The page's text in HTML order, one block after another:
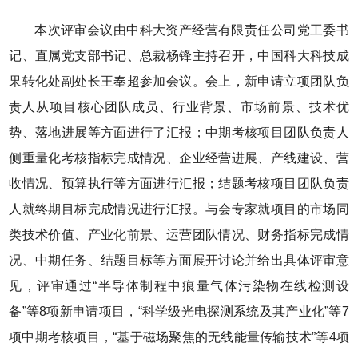
本次评审会议由中科大资产经营有限责任公司党工委书
记、直属党支部书记、总裁杨锋主持召开，中国科大科技成
果转化处副处长王奉超参加会议。会上，新申请立项团队负
责人从项目核心团队成员、行业背景、市场前景、技术优
势、落地进展等方面进行了汇报；中期考核项目团队负责人
侧重量化考核指标完成情况、企业经营进展、产线建设、营
收情况、预算执行等方面进行汇报；结题考核项目团队负责
人就终期目标完成情况进行汇报。与会专家就项目的市场同
类技术价值、产业化前景、运营团队情况、财务指标完成情
况、中期任务、结题目标等方面展开讨论并给出具体评审意
见，评审通过“半导体制程中痕量气体污染物在线检测设
备”等8项新申请项目，“科学级光电探测系统及其产业化”等7
项中期考核项目，“基于磁场聚焦的无线能量传输技术”等4项